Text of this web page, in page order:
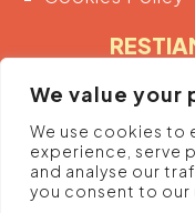
We value your
We use cookies to
experience, serve
and analyse our
you consent to our
Inserendo di
automaticamente
personali per
dalla piattaforma.